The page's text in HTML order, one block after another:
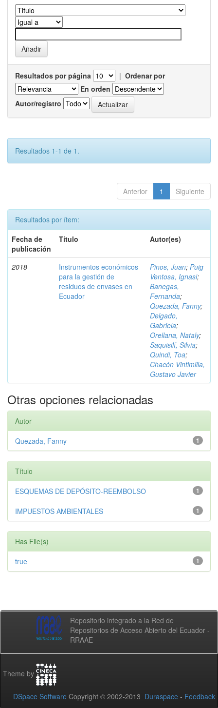
Resultados por página | Ordenar por
En orden
Autor/registro
Resultados 1-1 de 1.
Anterior 1 Siguiente
Resultados por ítem:
Fecha de
publicación
Título Autor(es)
2018
Instrumentos económicos
para la gestión de
residuos de envases en
Ecuador
Pinos, Juan; Puig
Ventosa, Ignasi;
Banegas,
Fernanda;
Quezada, Fanny;
Delgado,
Gabriela;
Orellana, Nataly;
Saquisilí, Silvia;
Quindi, Toa;
Chacón Vintimilla,
Gustavo Javier
Otras opciones relacionadas
Autor
1
Quezada, Fanny
Título
1
ESQUEMAS DE DEPÓSITO-REEMBOLSO
1
IMPUESTOS AMBIENTALES
Has File(s)
1
true
Repositorio integrado a la Red de
Repositorios de Acceso Abierto del Ecuador -
RRAAE
Theme by
DSpace Software Copyright © 2002-2013 Duraspace - Feedback